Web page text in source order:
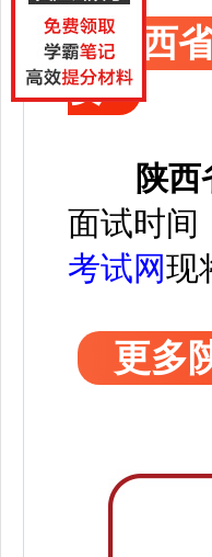
陕西
要
陕
面试时间
考试网现
更多